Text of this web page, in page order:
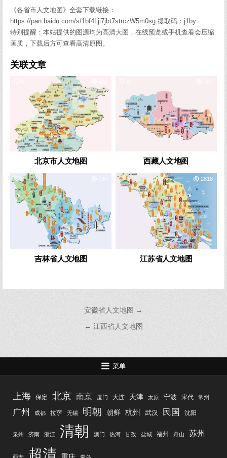
《各省市人文地图》全套下载链接：
https://pan.baidu.com/s/1bf4Lji7jbt7strczW5m0sg 提取码：j1by
特别提醒：本站提供的图源均为高清大图，在线预览或手机查看会压缩
画质，下载后方可查看高清原图。
关联文章
北京市人文地图 西藏人文地图
0
吉林省人文地图
0 2818
江苏省人文地图
航
安徽省人文地图 →
← 江西省人文地图
菜单
上海 保定 北京 南京 厦门 大连 天津 太原 宁波 宋代 常州
广州 成都 拉萨 无锡 明朝 朝鲜 杭州 武汉 民国 沈阳
泉州 济南 浙江 清朝 澳门 热河 甘孜 盐城 福州 舟山 苏州
超清